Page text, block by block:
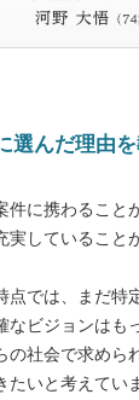
んだ理由を
に携わること
実していること
では、まだ特
なビジョンはも
の社会で求めら
いと考えてい